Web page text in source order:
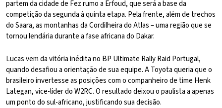
partem da cidade de Fez rumo a Erfoud, que será a base da
competição da segunda à quinta etapa. Pela frente, além de trechos
do Saara, as montanhas da Cordilheira do Atlas – uma região que se
tornou lendária durante a fase africana do Dakar.
Lucas vem da vitória inédita no BP Ultimate Rally Raid Portugal,
quando desafiou a orientação de sua equipe. A Toyota queria que o
brasileiro invertesse as posições com o companheiro de time Henk
Lategan, vice-líder do W2RC. O resultado deixou o paulista a apenas
um ponto do sul-africano, justificando sua decisão.